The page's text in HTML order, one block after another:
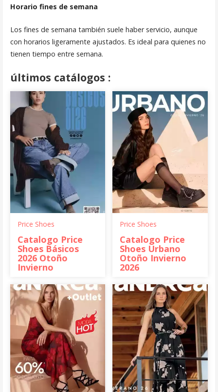
Horario fines de semana
Los fines de semana también suele haber servicio, aunque
con horarios ligeramente ajustados. Es ideal para quienes no
tienen tiempo entre semana.
últimos catálogos :
Price Shoes
Catalogo Price
Shoes Básicos
2026 Otoño
Invierno
Price Shoes
Catalogo Price
Shoes Urbano
Otoño Invierno
2026